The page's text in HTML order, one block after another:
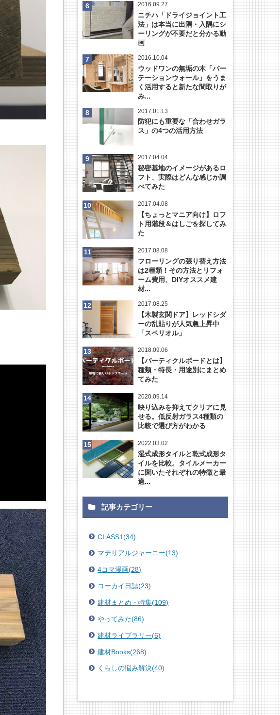
2016.09.27
ニチハ「ドライジョイント工
法」は本当に出隅・入隅にシ
ーリングが不要だと分かる動
画
2016.10.04
ウッドワンの無垢の木「パー
テーションウォール」をうま
く活用すると新たな間取りが
み...
2017.01.13
防犯にも重要な「合わせガラ
ス」の4つの活用方法
2017.04.04
秘密基地のイメージがあるロ
フト、実際はどんな感じか調
べてみた
2017.04.08
【ちょっとマニア向け】ロフ
ト用階段＆はしごを探してみ
た
2017.08.08
フローリングの張り替え方法
は2種類！その方法とリフォ
ーム費用、DIYオススメ建
材...
2017.08.25
【木製玄関ドア】レッドシダ
ーの乱貼りが人気急上昇中
「スペリオル」
2018.09.06
【パーティクルボードとは】
種類・特長・用途別にまとめ
てみた
2020.09.14
映り込みを抑えてクリアに見
せる。低反射ガラス4種類の
比較で選び方がわかる
2022.03.02
湿式成形タイルと乾式成形タ
イルを比較。タイルメーカー
に聞いたそれぞれの特徴と最
適...
記事カテゴリー
CLASS1(34)
マテリアルジャーニー(13)
4コマ漫画(28)
コーカイ日誌(23)
建材まとめ・特集(109)
やってみた(86)
建材ライブラリー(6)
建材Books(268)
くらしの悩み解決(40)